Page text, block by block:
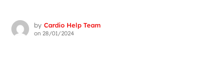
by Cardio Help Team
on 28/01/2024